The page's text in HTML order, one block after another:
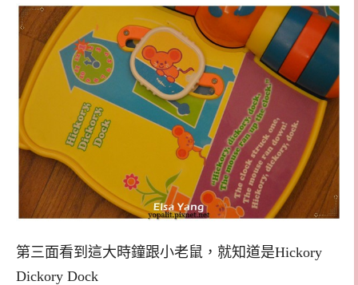
第三面看到這大時鐘跟小老鼠，就知道是Hickory
Dickory Dock